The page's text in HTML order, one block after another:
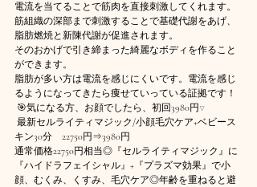
電流を当てることで筋肉を直接刺激してくれます。
筋組織の深部まで刺激することで基礎代謝をあげ、
脂肪燃焼と新陳代謝が促進されます。
そのおかげで引き締まった綺麗なボディを作ること
ができます。
脂肪が多い方は電流を感じにくいです。電流を感じ
るようになってきたら痩せていっている証拠です！
🎯気になる方、お顔でしたら、初回3980円▽
キン30分　22750円⇒3980円
通常価格22750円相当◎『セルライティマジック』に
『ハイドラフェイシャル』+『プラズマ効果』で小
顔、むくみ、くすみ、毛穴ケア◎年齢を重ねると避